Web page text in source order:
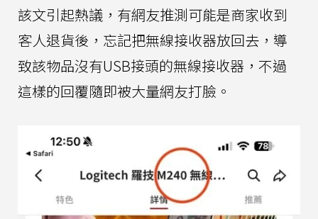
該文引起熱議，有網友推測可能是商家收到
客人退貨後，忘記把無線接收器放回去，導
致該物品沒有USB接頭的無線接收器，不過
這樣的回覆隨即被大量網友打臉。